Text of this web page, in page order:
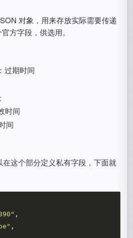
对象，用来存放实际需要传递
方字段，供选用。
过期时间
时间
间
这个部分定义私有字段，下面就
" ,
" ,